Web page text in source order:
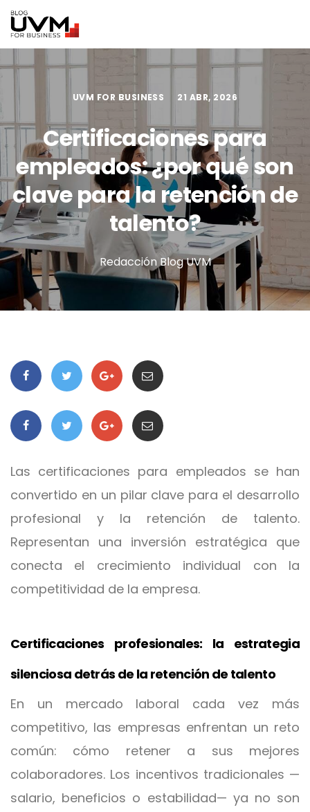
UVM FOR BUSINESS 21 ABR, 2026
Certificaciones para
empleados: ¿por qué son
clave para la retención de
talento?
Redacción Blog UVM
Las certificaciones para empleados se han
convertido en un pilar clave para el desarrollo
profesional y la retención de talento.
Representan una inversión estratégica que
conecta el crecimiento individual con la
competitividad de la empresa.
Certificaciones profesionales: la estrategia
silenciosa detrás de la retención de talento
En un mercado laboral cada vez más
competitivo, las empresas enfrentan un reto
común: cómo retener a sus mejores
colaboradores. Los incentivos tradicionales —
salario, beneficios o estabilidad— ya no son